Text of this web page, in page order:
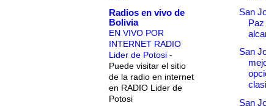
Radios en vivo de
Bolivia
EN VIVO POR
INTERNET RADIO
Lider de Potosi -
Puede visitar el sitio
de la radio en internet
en RADIO Lider de
Potosi
San
San
San